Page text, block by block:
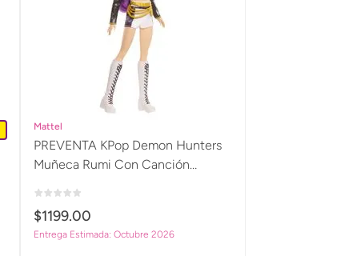
Mattel
PREVENTA KPop Demon Hunters
Muñeca Rumi Con Canción
$1199.00
Entrega Estimada: Octubre 2026